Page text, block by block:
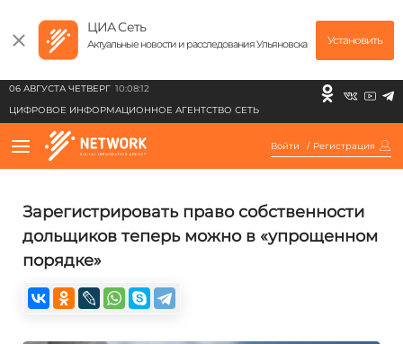
ЦИА Сеть
Актуальные новости и расследования Ульяновска Установить
06 АВГУСТА ЧЕТВЕРГ 10:08:12
ЦИФРОВОЕ ИНФОРМАЦИОННОЕ АГЕНТСТВО СЕТЬ
Войти / Регистрация
Зарегистрировать право собственности
дольщиков теперь можно в «упрощенном
порядке»